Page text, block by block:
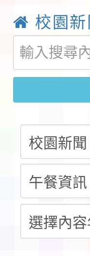
請一案
社團
026
會」
本校
第2次
告(採
115
0 小
轉知
「115
錦標
域)，
「
計畫
115學
會活動
校園